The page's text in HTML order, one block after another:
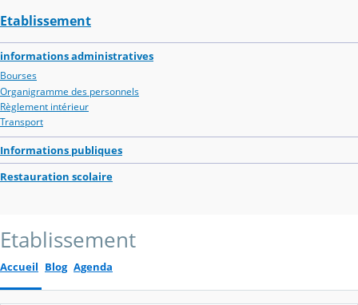
Etablissement
informations administratives
Bourses
Organigramme des personnels
Règlement intérieur
Transport
Informations publiques
Restauration scolaire
Etablissement
Accueil Blog Agenda